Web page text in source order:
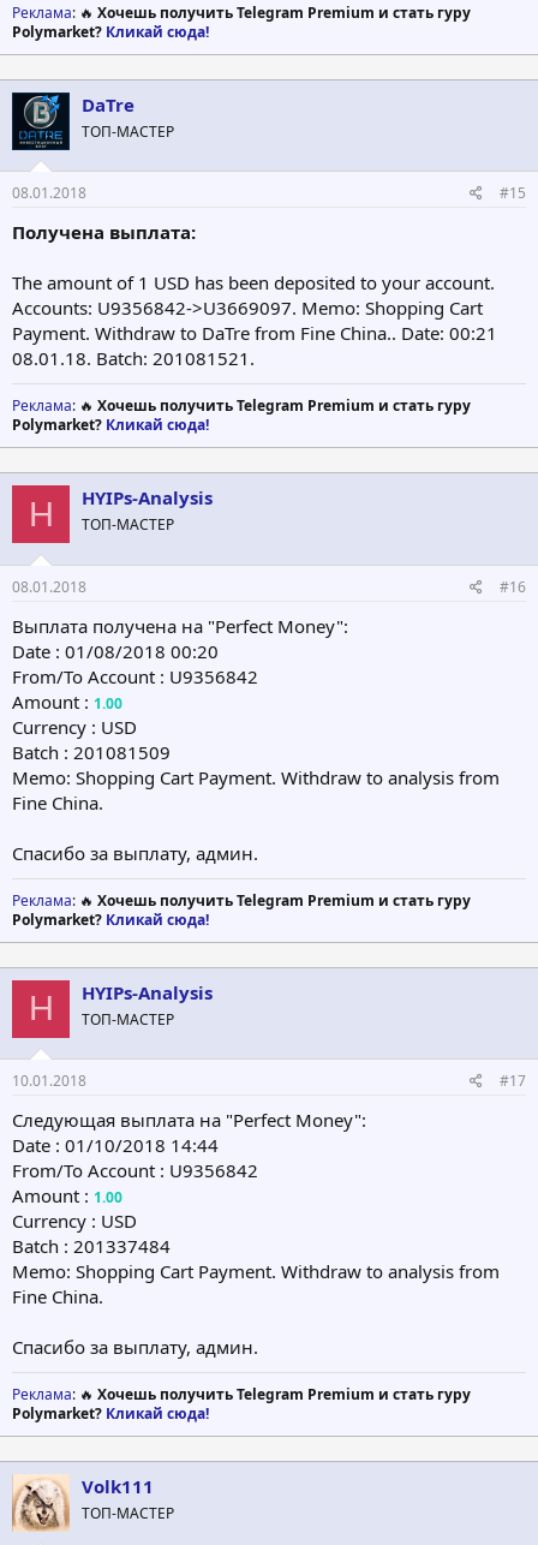
Реклама: 🔥 Хочешь получить Telegram Premium и стать гуру
Polymarket? Кликай сюда!
DaTre
ТОП-МАСТЕР
08.01.2018 #15
Получена выплата:
The amount of 1 USD has been deposited to your account.
Accounts: U9356842->U3669097. Memo: Shopping Cart
Payment. Withdraw to DaTre from Fine China.. Date: 00:21
08.01.18. Batch: 201081521.
Реклама: 🔥 Хочешь получить Telegram Premium и стать гуру
Polymarket? Кликай сюда!
H HYIPs-Analysis
ТОП-МАСТЕР
08.01.2018 #16
Выплата получена на "Perfect Money":
Date : 01/08/2018 00:20
From/To Account : U9356842
Amount : 1.00
Currency : USD
Batch : 201081509
Memo: Shopping Cart Payment. Withdraw to analysis from
Fine China.
Спасибо за выплату, админ.
Реклама: 🔥 Хочешь получить Telegram Premium и стать гуру
Polymarket? Кликай сюда!
H HYIPs-Analysis
ТОП-МАСТЕР
10.01.2018 #17
Следующая выплата на "Perfect Money":
Date : 01/10/2018 14:44
From/To Account : U9356842
Amount : 1.00
Currency : USD
Batch : 201337484
Memo: Shopping Cart Payment. Withdraw to analysis from
Fine China.
Спасибо за выплату, админ.
Реклама: 🔥 Хочешь получить Telegram Premium и стать гуру
Polymarket? Кликай сюда!
Volk111
ТОП-МАСТЕР